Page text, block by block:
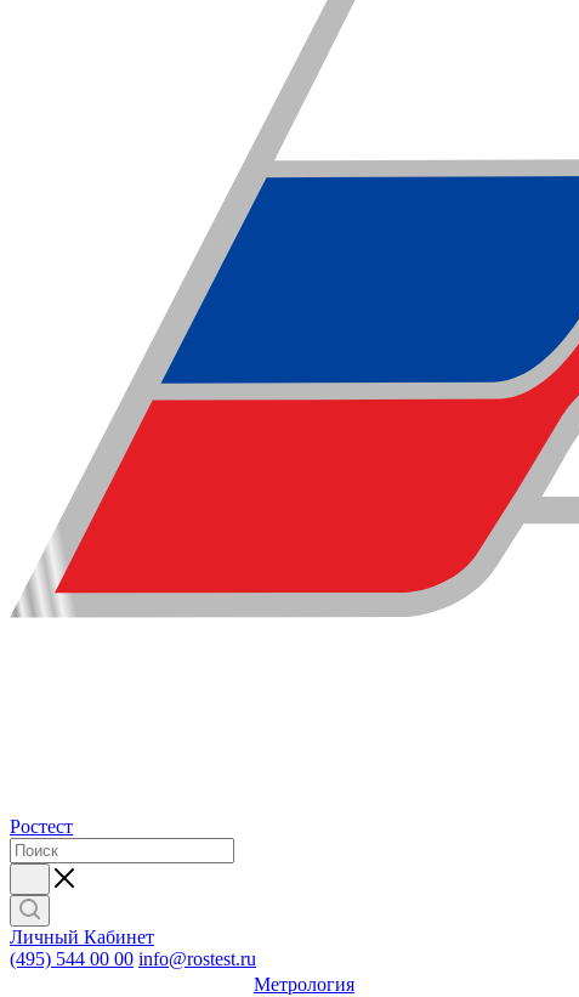
Ростест
Личный Кабинет
(495) 544 00 00 info@rostest.ru
Метрология